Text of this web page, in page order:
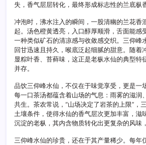
失，香气层层转化，最终形成标志性的兰底枞
冲泡时，沸水注入的瞬间，一股清幽的兰花香
起。汤色橙黄透亮，入口醇厚顺滑，舌面能
一种类似矿石的清凉感与收敛感交织。三仰峰
回甘迅速且持久，喉底泛起细腻的甜意。随着
显粽叶香、苔藓味，这正是老枞水仙的典型
并存。
品饮三仰峰水仙，不仅在于味觉享受，更是一
每一口茶汤都蕴含着山场的气息：雨雾的滋润
共生。茶农常说，“山场决定了岩茶的上限”，
土壤条件，使得水仙的香气层次更加丰富，滋
沉淀的老枞，其内含物质转化出更复杂的风味
三仰峰水仙的珍贵，还在于其产量稀少。每年